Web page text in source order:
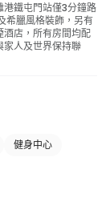
鐵屯門站僅3分鐘路
希臘風格裝飾，另有
店，所有房間均配
家人及世界保持聯
健身中心